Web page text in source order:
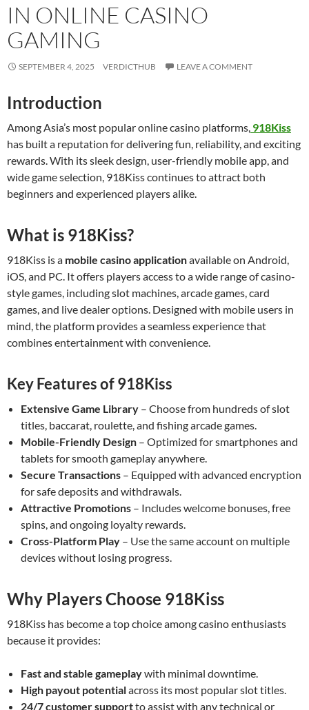
IN ONLINE CASINO
GAMING
SEPTEMBER 4, 2025 VERDICTHUB LEAVE A COMMENT
Introduction
Among Asia’s most popular online casino platforms, 918Kiss
has built a reputation for delivering fun, reliability, and exciting
rewards. With its sleek design, user-friendly mobile app, and
wide game selection, 918Kiss continues to attract both
beginners and experienced players alike.
What is 918Kiss?
918Kiss is a mobile casino applicationavailable on Android,
iOS, and PC. It offers players access to a wide range of casino-
style games, including slot machines, arcade games, card
games, and live dealer options. Designed with mobile users in
mind, the platform provides a seamless experience that
combines entertainment with convenience.
Key Features of 918Kiss
Extensive Game Library – Choose from hundreds of slot
titles, baccarat, roulette, and fishing arcade games.
Mobile-Friendly Design – Optimized for smartphones and
tablets for smooth gameplay anywhere.
Secure Transactions – Equipped with advanced encryption
for safe deposits and withdrawals.
Attractive Promotions – Includes welcome bonuses, free
spins, and ongoing loyalty rewards.
Cross-Platform Play – Use the same account on multiple
devices without losing progress.
Why Players Choose 918Kiss
918Kiss has become a top choice among casino enthusiasts
because it provides:
Fast and stable gameplaywith minimal downtime.
High payout potentialacross its most popular slot titles.
24/7 customer supportto assist with any technical or